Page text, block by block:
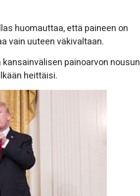
huomauttaa, että paineen on
vain uuteen väkivaltaan.
painoarvon nousun
heittäisi.